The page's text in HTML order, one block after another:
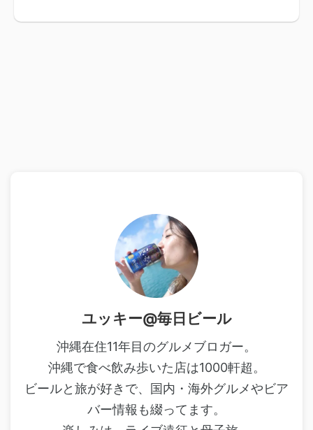
ユッキー@毎日ビール
沖縄在住11年目のグルメブロガー。
沖縄で食べ飲み歩いた店は1000軒超。
ビールと旅が好きで、国内・海外グルメやビア
バー情報も綴ってます。